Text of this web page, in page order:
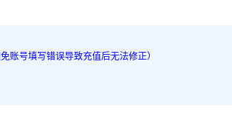
账号填写错误导致充值后无法修正）